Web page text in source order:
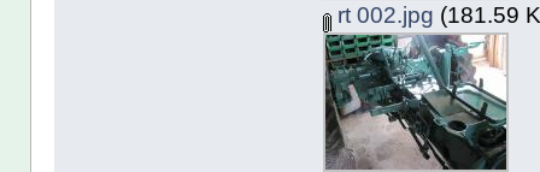
rt 002.jpg (181.59